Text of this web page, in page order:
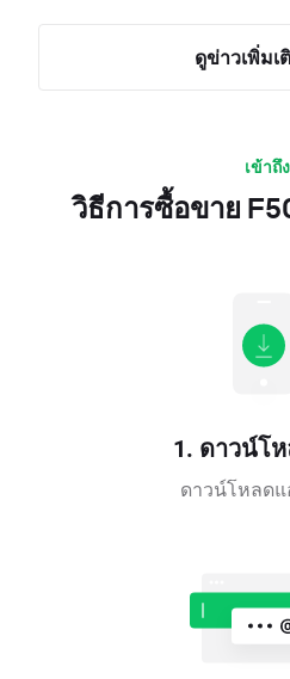
ดูข่าวเพิ่มเ
เข้าถึง
วิธีการซื้อขาย
1. ดาวน์โ
ดาวน์โหลด